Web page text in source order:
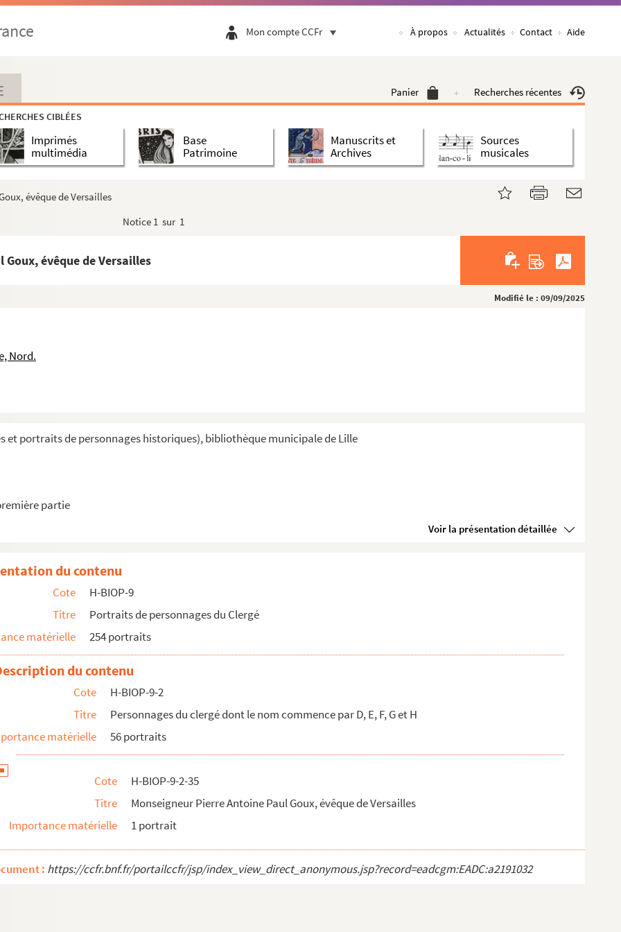
Mon compte CCFr À propos Actualités Contact Aide
Panier Recherches récentes
CIBLÉES
Imprimés
multimédia
Base
Patrimoine
Manuscrits et
Archives
Sources
musicales
évêque de Versailles
Notice 1 sur 1
évêque de Versailles
Modifié le : 09/09/2025
Nord.
et portraits de personnages historiques), bibliothèque municipale de Lille
partie
Voir la présentation détaillée
Varsovie
des Augustins de l'Assomption en Orient
d'Aix
évêque de Versailles
Pairs
de Paris
de Paris
de Paris
de Paris
de Paris
du contenu
Cote
H-BIOP-9
Titre
Portraits de personnages du Clergé
matérielle
254 portraits
du contenu
Cote
H-BIOP-9-2
Titre
Personnages du clergé dont le nom commence par D, E, F, G et H
matérielle
56 portraits
Cote
H-BIOP-9-2-35
Titre
Monseigneur Pierre Antoine Paul Goux, évêque de Versailles
Importance matérielle
1 portrait
: https://ccfr.bnf.fr/portailccfr/jsp/index_view_direct_anonymous.jsp?record=eadcgm:EADC:a2191032